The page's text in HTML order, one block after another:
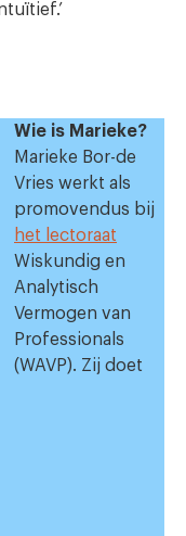
Wie is Marieke?
Marieke Bor-de
Vries werkt als
promovendus bij
het lectoraat
Wiskundig en
Analytisch
Vermogen van
Professionals
(WAVP). Zij doet